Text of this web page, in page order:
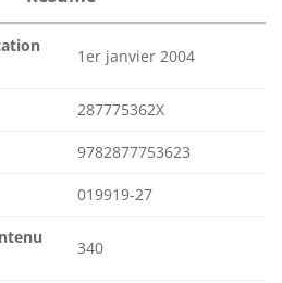
1er janvier 2004
287775362X
9782877753623
019919-27
340